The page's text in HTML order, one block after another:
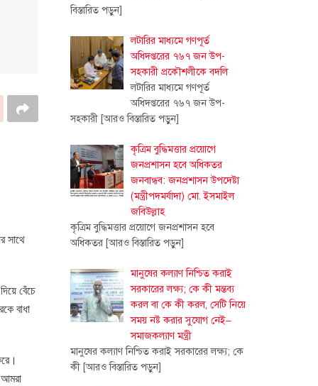
সাথে
বেঁচে
বাধা
বিস্তারিত পড়ুন]
লটারির মাধ্যমে গণপূর্ত
অধিদপ্তরের ৭৬৭ জন উপ-
সহকারী প্রকৌশলীকে বদলি
লটারির মাধ্যমে গণপূর্ত
অধিদপ্তরের ৭৬৭ জন উপ-
সহকারী [আরও বিস্তারিত পড়ুন]
কৃত্রিম বুদ্ধিমত্তার প্রয়োগে
জনপ্রশাসন হবে অধিকতর
জনবান্ধব: জনপ্রশাসন উপদেষ্টা
(মন্ত্রীপদমর্যাদা) মো. ইসমাইল
জবিউল্লাহ
কৃত্রিম বুদ্ধিমত্তার প্রয়োগে জনপ্রশাসন হবে
অধিকতর [আরও বিস্তারিত পড়ুন]
মানুষের কল্যাণ নিশ্চিত করাই
সরকারের লক্ষ্য; কে কী মন্তব্য
করল বা কে কী করল, সেটি নিয়ে
সময় নষ্ট করার সুযোগ নেই–
সমাজকল্যাণ মন্ত্রী
মানুষের কল্যাণ নিশ্চিত করাই সরকারের লক্ষ্য; কে
কী [আরও বিস্তারিত পড়ুন]